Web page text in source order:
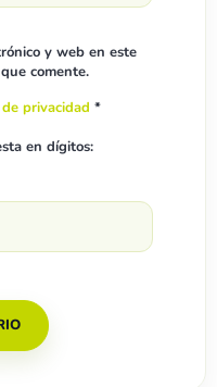
y web en este
comente.
privacidad *
en dígitos: